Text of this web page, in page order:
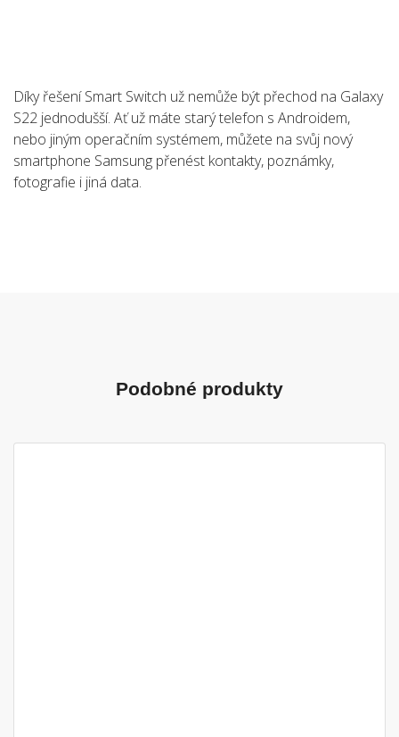
Díky řešení Smart Switch už nemůže být přechod na Galaxy
S22 jednodušší. Ať už máte starý telefon s Androidem,
nebo jiným operačním systémem, můžete na svůj nový
smartphone Samsung přenést kontakty, poznámky,
fotografie i jiná data.
Podobné produkty